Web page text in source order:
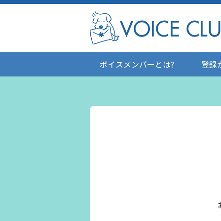
ボイスメンバーとは? 登録